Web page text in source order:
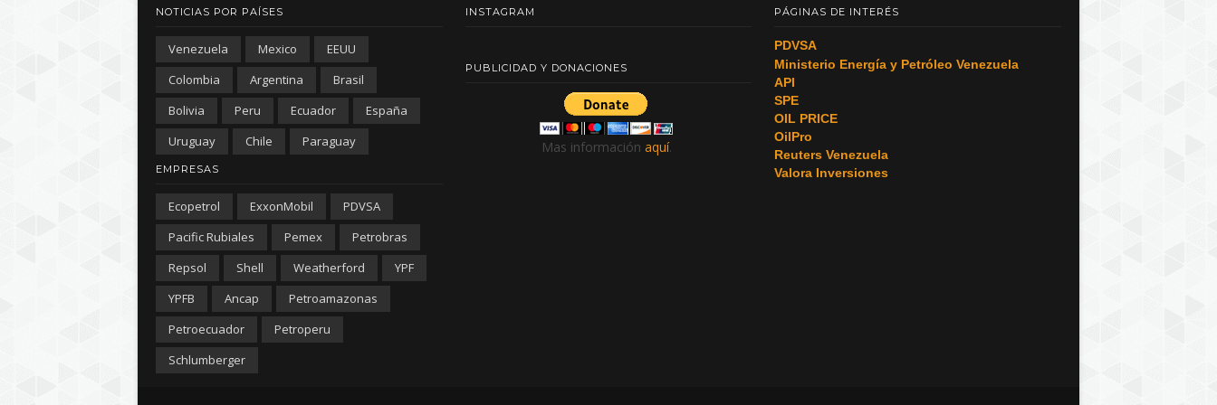
NOTICIAS POR PAÍSES
Venezuela Mexico
EEUU
Colombia
Argentina
Brasil
Bolivia
Peru Ecuador
España
Uruguay
Chile Paraguay
EMPRESAS
Ecopetrol ExxonMobil
PDVSA
Pacific Rubiales
Pemex
Petrobras
Repsol
Shell Weatherford
YPF
YPFB
Ancap
Petroamazonas
Petroecuador
Petroperu
Schlumberger
INSTAGRAM
PUBLICIDAD Y DONACIONES
Mas información aquí.
PÁGINAS DE INTERÉS
PDVSA
Ministerio Energía y Petróleo Venezuela
API
SPE
OIL PRICE
OilPro
Reuters Venezuela
Valora Inversiones